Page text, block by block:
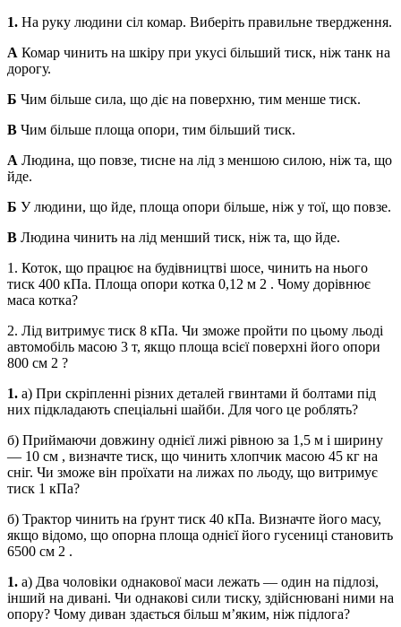
1. На руку людини сіл комар. Виберіть правильне твердження.
А Комар чинить на шкіру при укусі більший тиск, ніж танк на
дорогу.
Б Чим більше сила, що діє на поверхню, тим менше тиск.
В Чим більше площа опори, тим більший тиск.
А Людина, що повзе, тисне на лід з меншою силою, ніж та, що
йде.
Б У людини, що йде, площа опори більше, ніж у тої, що повзе.
В Людина чинить на лід менший тиск, ніж та, що йде.
1. Коток, що працює на будівництві шосе, чинить на нього
тиск 400 кПа. Площа опори котка 0,12 м 2 . Чому дорівнює
маса котка?
2. Лід витримує тиск 8 кПа. Чи зможе пройти по цьому льоді
автомобіль масою 3 т, якщо площа всієї поверхні його опори
800 см 2 ?
1. а) При скріпленні різних деталей гвинтами й болтами під
них підкладають спеціальні шайби. Для чого це роблять?
б) Приймаючи довжину однієї лижі рівною за 1,5 м і ширину
— 10 см , визначте тиск, що чинить хлопчик масою 45 кг на
сніг. Чи зможе він проїхати на лижах по льоду, що витримує
тиск 1 кПа?
б) Трактор чинить на ґрунт тиск 40 кПа. Визначте його масу,
якщо відомо, що опорна площа однієї його гусениці становить
6500 см 2 .
1. а) Два чоловіки однакової маси лежать — один на підлозі,
інший на дивані. Чи однакові сили тиску, здійснювані ними на
опору? Чому диван здається більш м’яким, ніж підлога?